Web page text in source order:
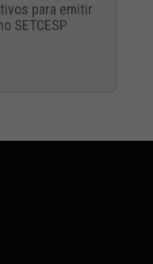
para emitir
SETCESP